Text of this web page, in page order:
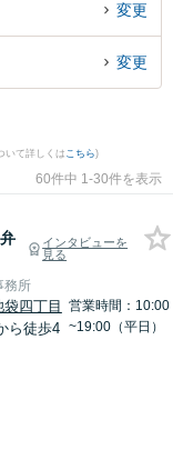
実績豊富な近くの弁護
律相談できる豊島区内の
おすすめです。
変更
変更
いて詳しくは こちら)
60件中 1-30件を表示
弁
インタビューを
見る
務所
袋四丁目
ら徒歩4
営業時間：10:00
~19:00（平日）